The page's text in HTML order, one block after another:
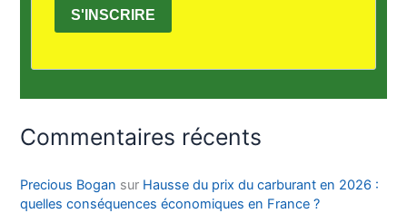
S'INSCRIRE
Commentaires récents
Precious Bogan sur Hausse du prix du carburant en 2026 :
quelles conséquences économiques en France ?